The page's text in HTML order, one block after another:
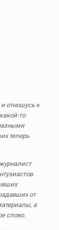
отношусь к
то
теперь
от
а
слово.